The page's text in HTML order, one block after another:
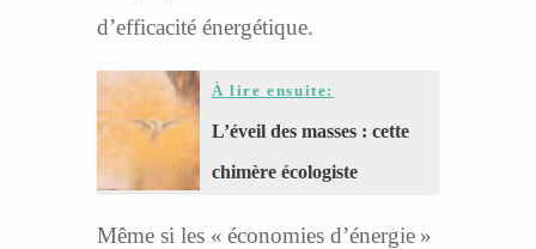
d’efficacité énergétique.
À lire ensuite:
L’éveil des masses : cette
chimère écologiste
Même si les « économies d’énergie »